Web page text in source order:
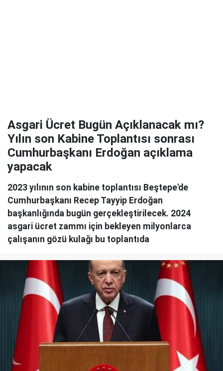
Asgari Ücret Bugün Açıklanacak mı?
Yılın son Kabine Toplantısı sonrası
Cumhurbaşkanı Erdoğan açıklama
yapacak
2023 yılının son kabine toplantısı Beştepe'de
Cumhurbaşkanı Recep Tayyip Erdoğan
başkanlığında bugün gerçekleştirilecek. 2024
asgari ücret zammı için bekleyen milyonlarca
çalışanın gözü kulağı bu toplantıda